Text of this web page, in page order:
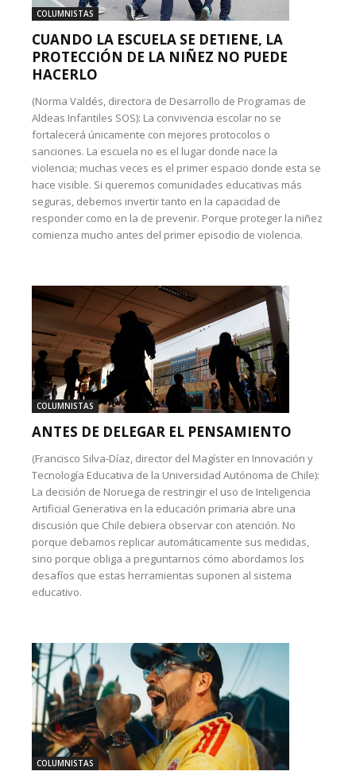
COLUMNISTAS
CUANDO LA ESCUELA SE DETIENE, LA
PROTECCIÓN DE LA NIÑEZ NO PUEDE
HACERLO
(Norma Valdés, directora de Desarrollo de Programas de
Aldeas Infantiles SOS): La convivencia escolar no se
fortalecerá únicamente con mejores protocolos o
sanciones. La escuela no es el lugar donde nace la
violencia; muchas veces es el primer espacio donde esta se
hace visible. Si queremos comunidades educativas más
seguras, debemos invertir tanto en la capacidad de
responder como en la de prevenir. Porque proteger la niñez
comienza mucho antes del primer episodio de violencia.
COLUMNISTAS
ANTES DE DELEGAR EL PENSAMIENTO
(Francisco Silva-Díaz, director del Magíster en Innovación y
Tecnología Educativa de la Universidad Autónoma de Chile):
La decisión de Noruega de restringir el uso de Inteligencia
Artificial Generativa en la educación primaria abre una
discusión que Chile debiera observar con atención. No
porque debamos replicar automáticamente sus medidas,
sino porque obliga a preguntarnos cómo abordamos los
desafíos que estas herramientas suponen al sistema
educativo.
COLUMNISTAS